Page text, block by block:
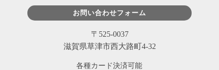
お問い合わせフォーム
〒525-0037
滋賀県草津市西大路町4-32
各種カード決済可能